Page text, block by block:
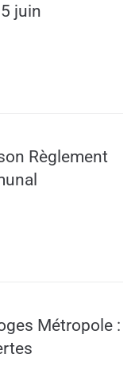
juin
Règlement
Métropole :